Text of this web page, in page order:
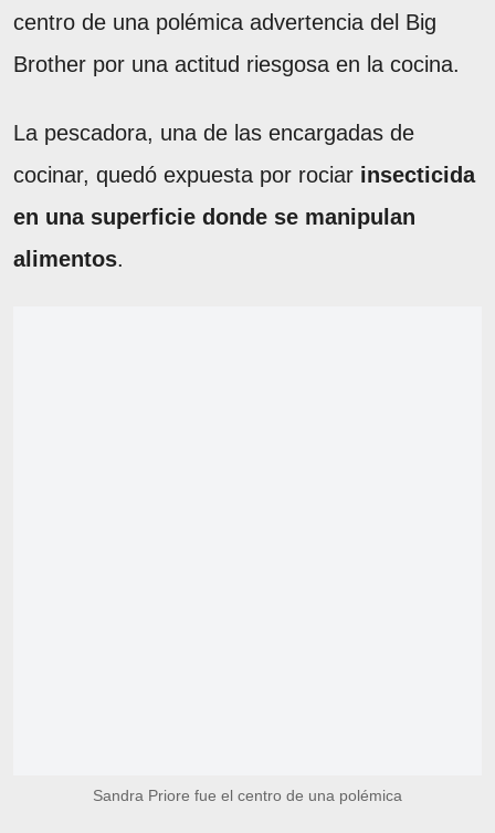
centro de una polémica advertencia del Big
Brother por una actitud riesgosa en la cocina.
La pescadora, una de las encargadas de
cocinar, quedó expuesta por rociar insecticida
en una superficie donde se manipulan
alimentos.
Sandra Priore fue el centro de una polémica